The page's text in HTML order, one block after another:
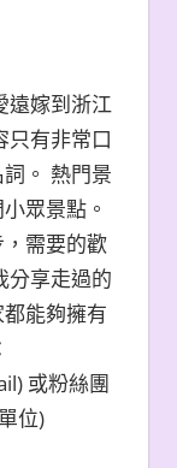
遠嫁到浙江
只有非常口
。 熱門景
眾景點。
需要的歡
分享走過的
能夠擁有
或粉絲團
位)